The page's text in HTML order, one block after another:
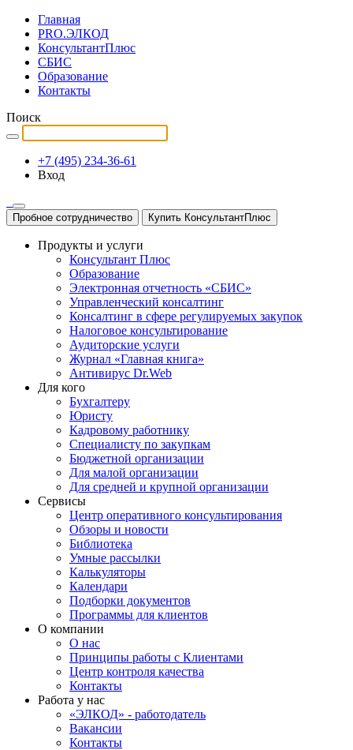
Главная
PRO.ЭЛКОД
КонсультантПлюс
СБИС
Образование
Контакты
Поиск
+7 (495) 234-36-61
Вход
Пробное сотрудничество Купить КонсультантПлюс
Продукты и услуги
Консультант Плюс
Образование
Электронная отчетность «СБИС»
Управленческий консалтинг
Консалтинг в сфере регулируемых закупок
Налоговое консультирование
Аудиторские услуги
Журнал «Главная книга»
Антивирус Dr.Web
Для кого
Бухгалтеру
Юристу
Кадровому работнику
Специалисту по закупкам
Бюджетной организации
Для малой организации
Для средней и крупной организации
Сервисы
Центр оперативного консультирования
Обзоры и новости
Библиотека
Умные рассылки
Калькуляторы
Календари
Подборки документов
Программы для клиентов
О компании
О нас
Принципы работы с Клиентами
Центр контроля качества
Контакты
Работа у нас
«ЭЛКОД» - работодатель
Вакансии
Контакты